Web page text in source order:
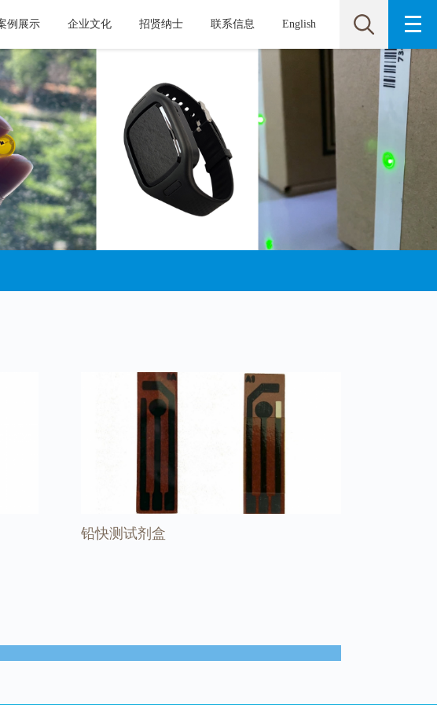
例展示 企业文化 招贤纳士 联系信息 English
铅快测试剂盒